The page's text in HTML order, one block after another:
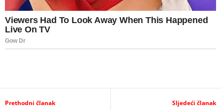
Prethodni članak Sljedeći članak